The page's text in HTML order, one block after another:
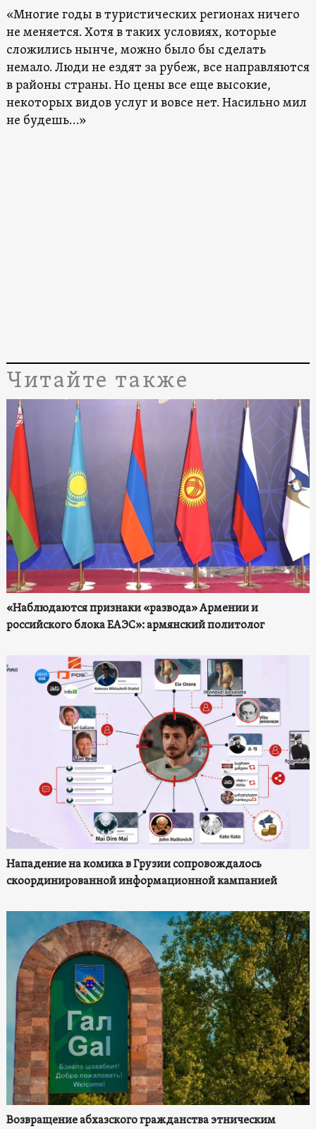
«Многие годы в туристических регионах ничего
не меняется. Хотя в таких условиях, которые
сложились нынче, можно было бы сделать
немало. Люди не ездят за рубеж, все направляются
в районы страны. Но цены все еще высокие,
некоторых видов услуг и вовсе нет. Насильно мил
не будешь…»
Читайте также
«Наблюдаются признаки «развода» Армении и
российского блока ЕАЭС»: армянский политолог
Нападение на комика в Грузии сопровождалось
скоординированной информационной кампанией
Возвращение абхазского гражданства этническим